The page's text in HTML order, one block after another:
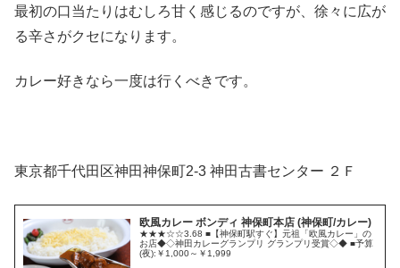
最初の口当たりはむしろ甘く感じるのですが、徐々に広が
る辛さがクセになります。
カレー好きなら一度は行くべきです。
東京都千代田区神田神保町2-3 神田古書センター ２Ｆ
欧風カレー ボンディ 神保町本店 (神保町/カレー)
★★★☆☆3.68 ■【神保町駅すぐ】元祖「欧風カレー」の
お店◆◇神田カレーグランプリ グランプリ受賞◇◆ ■予算
(夜):￥1,000～￥1,999